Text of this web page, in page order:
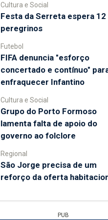
Cultura e Social
Festa da Serreta espera 12
peregrinos
Futebol
FIFA denuncia "esforço
concertado e contínuo"
enfraquecer Infantino
Cultura e Social
Grupo do Porto Formoso
lamenta falta de apoio do
governo ao folclore
Regional
São Jorge precisa de um
reforço da oferta
PUB